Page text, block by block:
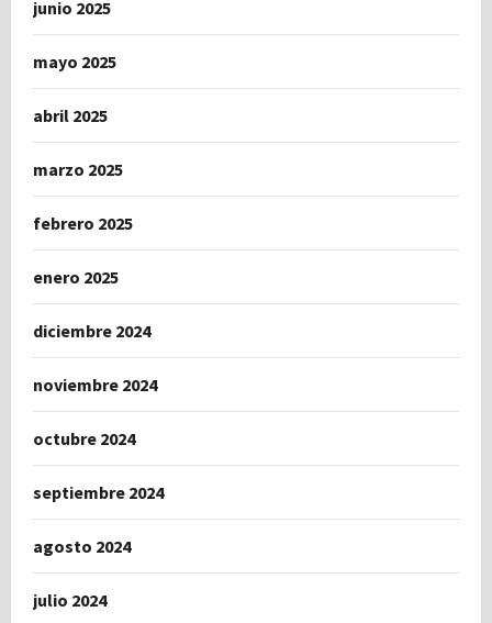
junio 2025
mayo 2025
abril 2025
marzo 2025
febrero 2025
enero 2025
diciembre 2024
noviembre 2024
octubre 2024
septiembre 2024
agosto 2024
julio 2024